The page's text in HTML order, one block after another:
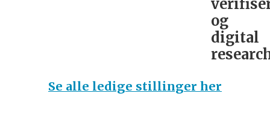
og
digital
Se alle ledige stillinger her